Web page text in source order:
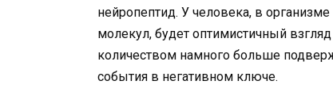
нейропептид. У человека, в
молекул, будет оптимистичный
количеством намного больше
события в негативном ключе.